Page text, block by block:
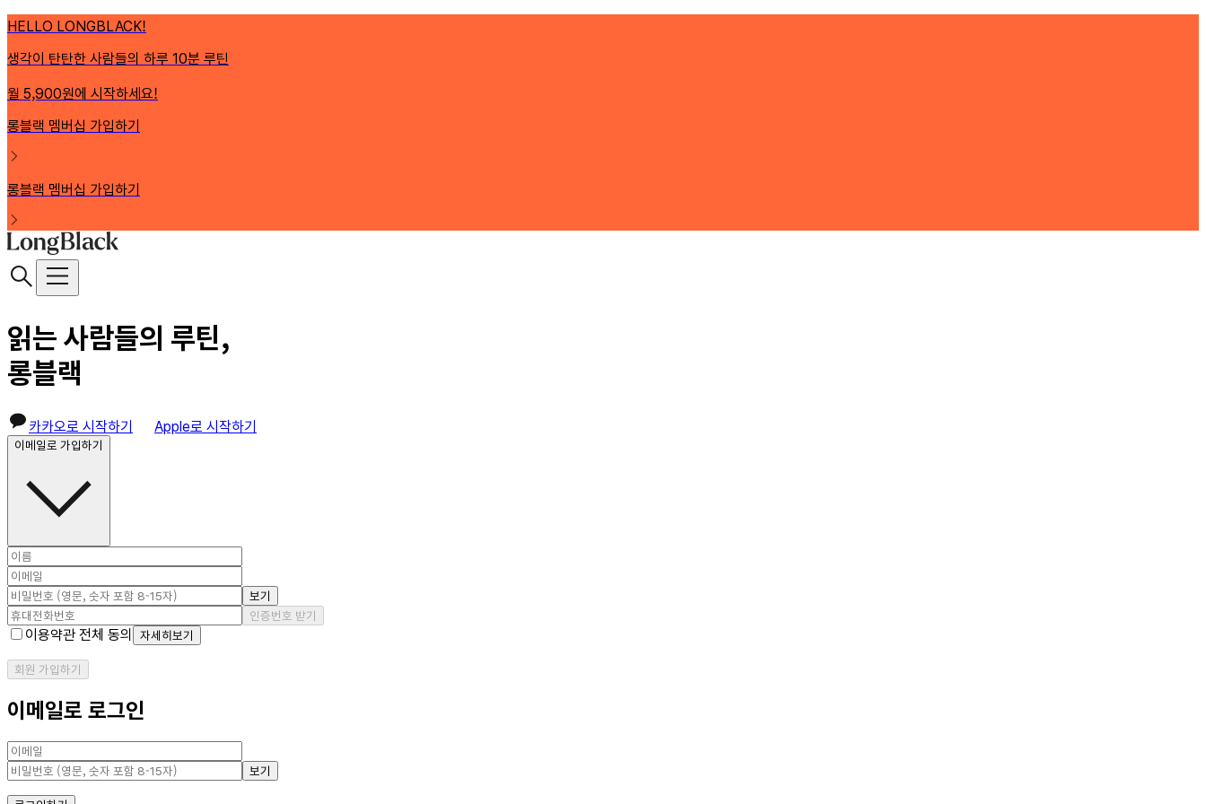
HELLO LONGBLACK!
생각이 탄탄한 사람들의 하루 10분 루틴
월 5,900원에 시작하세요!
롱블랙 멤버십 가입하기
롱블랙 멤버십 가입하기
읽는 사람들의 루틴,
롱블랙
카카오로 시작하기 Apple로 시작하기
이메일로 가입하기
보기
인증번호 받기
이용약관 전체 동의 자세히보기
회원 가입하기
이메일로 로그인
보기